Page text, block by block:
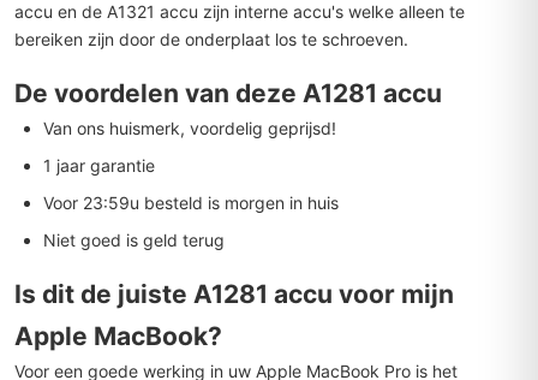
accu en de A1321 accu zijn interne accu's welke alleen te
bereiken zijn door de onderplaat los te schroeven.
De voordelen van deze A1281 accu
Van ons huismerk, voordelig geprijsd!
1 jaar garantie
Voor 23:59u besteld is morgen in huis
Niet goed is geld terug
Is dit de juiste A1281 accu voor mijn
Apple MacBook?
Voor een goede werking in uw Apple MacBook Pro is het